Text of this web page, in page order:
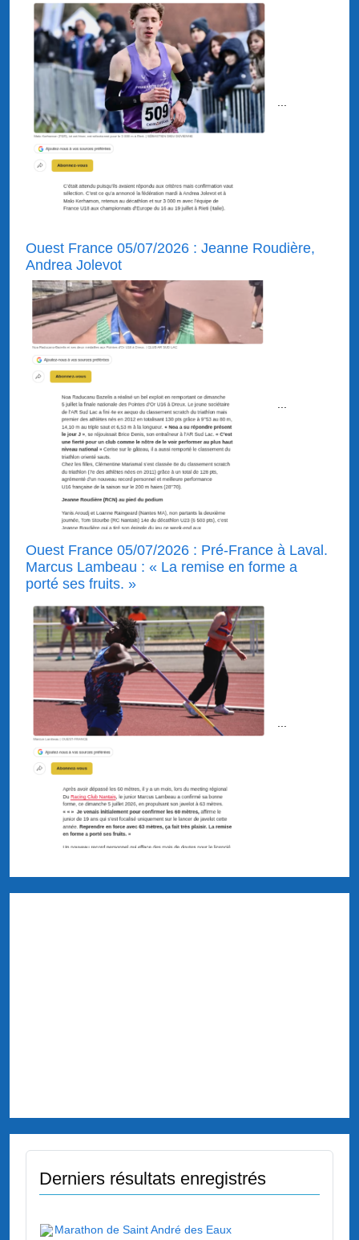
Ouest France 05/07/2026 : Jeanne Roudière,
Andrea Jolevot
Ouest France 05/07/2026 : Pré-France à Laval.
Marcus Lambeau : « La remise en forme a
porté ses fruits. »
Derniers résultats enregistrés
Marathon de Saint André des Eaux